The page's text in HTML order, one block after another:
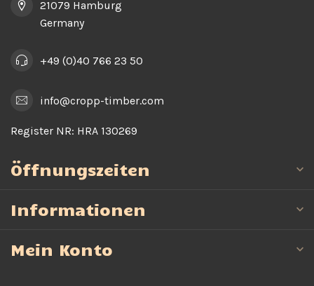
21079 Hamburg
Germany
+49 (0)40 766 23 50
info@cropp-timber.com
Register NR: HRA 130269
Öffnungszeiten
Informationen
Mein Konto